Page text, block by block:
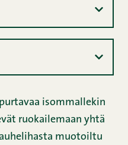
isommallekin
ruokailemaan yhtä
muotoiltu